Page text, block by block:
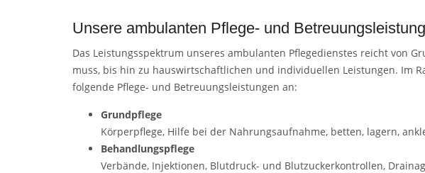
Unsere ambulanten Pflege- und
Das Leistungsspektrum unseres ambulanten Pflegedienstes reicht von
muss, bis hin zu hauswirtschaftlichen und individuellen Leistungen. Im
folgende Pflege- und Betreuungsleistungen an:
Grundpflege
Körperpflege, Hilfe bei der Nahrungsaufnahme, betten, lagern,
Behandlungspflege
Verbände, Injektionen, Blutdruck- und Blutzuckerkontrollen,